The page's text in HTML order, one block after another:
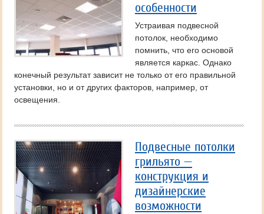
особенности
Устраивая подвесной
потолок, необходимо
помнить, что его основой
является каркас. Однако
конечный результат зависит не только от его правильной
установки, но и от других факторов, например, от
освещения.
Подвесные потолки
грильято —
конструкция и
дизайнерские
возможности